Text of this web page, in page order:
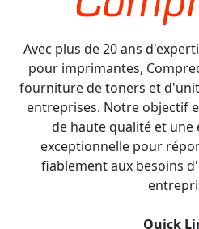
Avec plus de 20 ans
pour imprimantes,
fourniture de toners et
entreprises. Notre objectif
de haute qualité et une
exceptionnelle pour
fiablement aux besoins
Quick